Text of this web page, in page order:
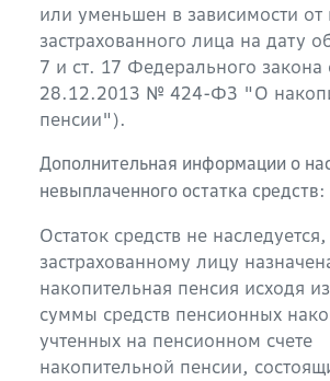
или уменьшен в зависимости от
застрахованного лица на дату
7 и ст. 17 Федерального закона
28.12.2013 № 424-ФЗ "О
пенсии").
Дополнительная информации о
невыплаченного остатка средств:
Остаток средств не
застрахованному лицу
накопительная пенсия исходя
суммы средств пенсионных
учтенных на пенсионном счете
накопительной пенсии,